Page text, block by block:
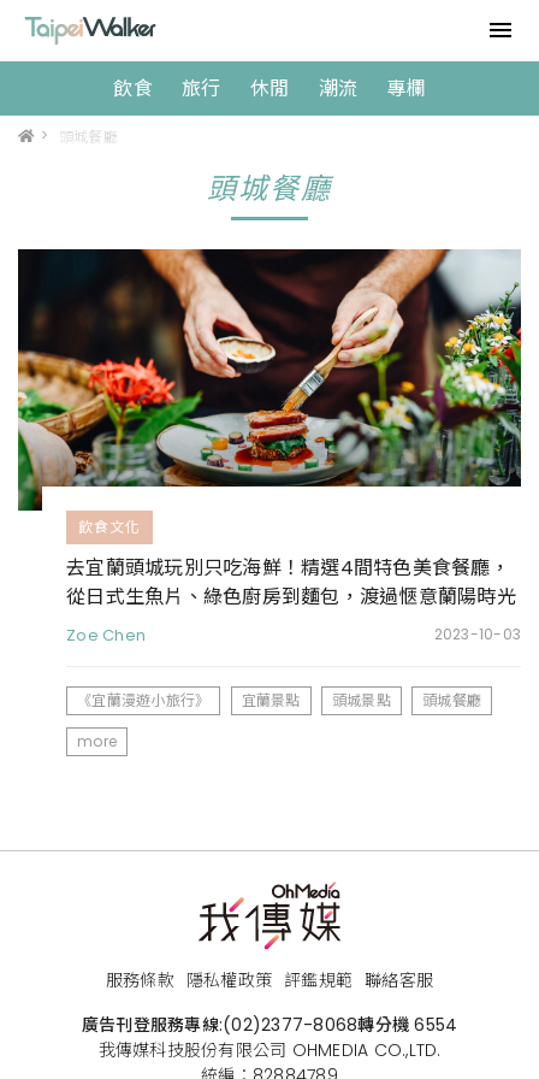
飲食 旅行 休閒 潮流 專欄
> 頭城餐廳
頭城餐廳
飲食文化
去宜蘭頭城玩別只吃海鮮！精選4間特色美食餐廳，
從日式生魚片、綠色廚房到麵包，渡過愜意蘭陽時光
Zoe Chen 2023-10-03
《宜蘭漫遊小旅行》 宜蘭景點 頭城景點
頭城餐廳
more
服務條款 隱私權政策 評鑑規範 聯絡客服
廣告刊登服務專線:(02)2377-8068轉分機 6554
我傳媒科技股份有限公司 OHMEDIA CO.,LTD.